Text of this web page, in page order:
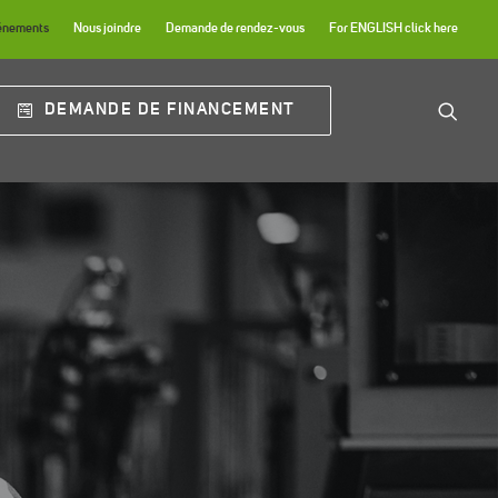
Nous joindre Demande de rendez-vous For ENGLISH click here
DEMANDE DE FINANCEMENT